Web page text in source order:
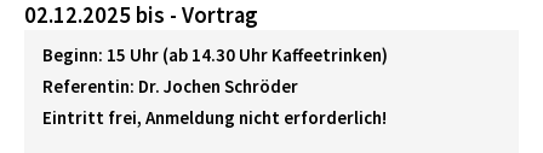
02.12.2025 bis - Vortrag
Beginn: 15 Uhr (ab 14.30 Uhr Kaffeetrinken)
Referentin: Dr. Jochen Schröder
Eintritt frei, Anmeldung nicht erforderlich!